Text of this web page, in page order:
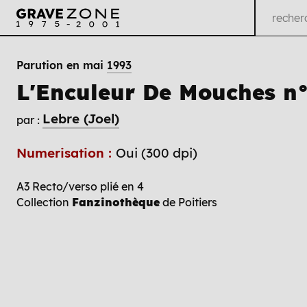
Parution en mai 1993
L'Enculeur De Mouches
par : Lebre (Joel)
Numerisation : Oui (300 dpi)
A3 Recto/verso plié en 4
Collection Fanzinothèque de Poitiers